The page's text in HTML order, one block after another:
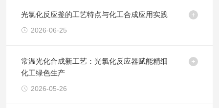
光氯化反应釜的工艺特点与化工合成应用实践
2026-06-25
常温光化合成新工艺：光氯化反应器赋能精细
化工绿色生产
2026-05-26